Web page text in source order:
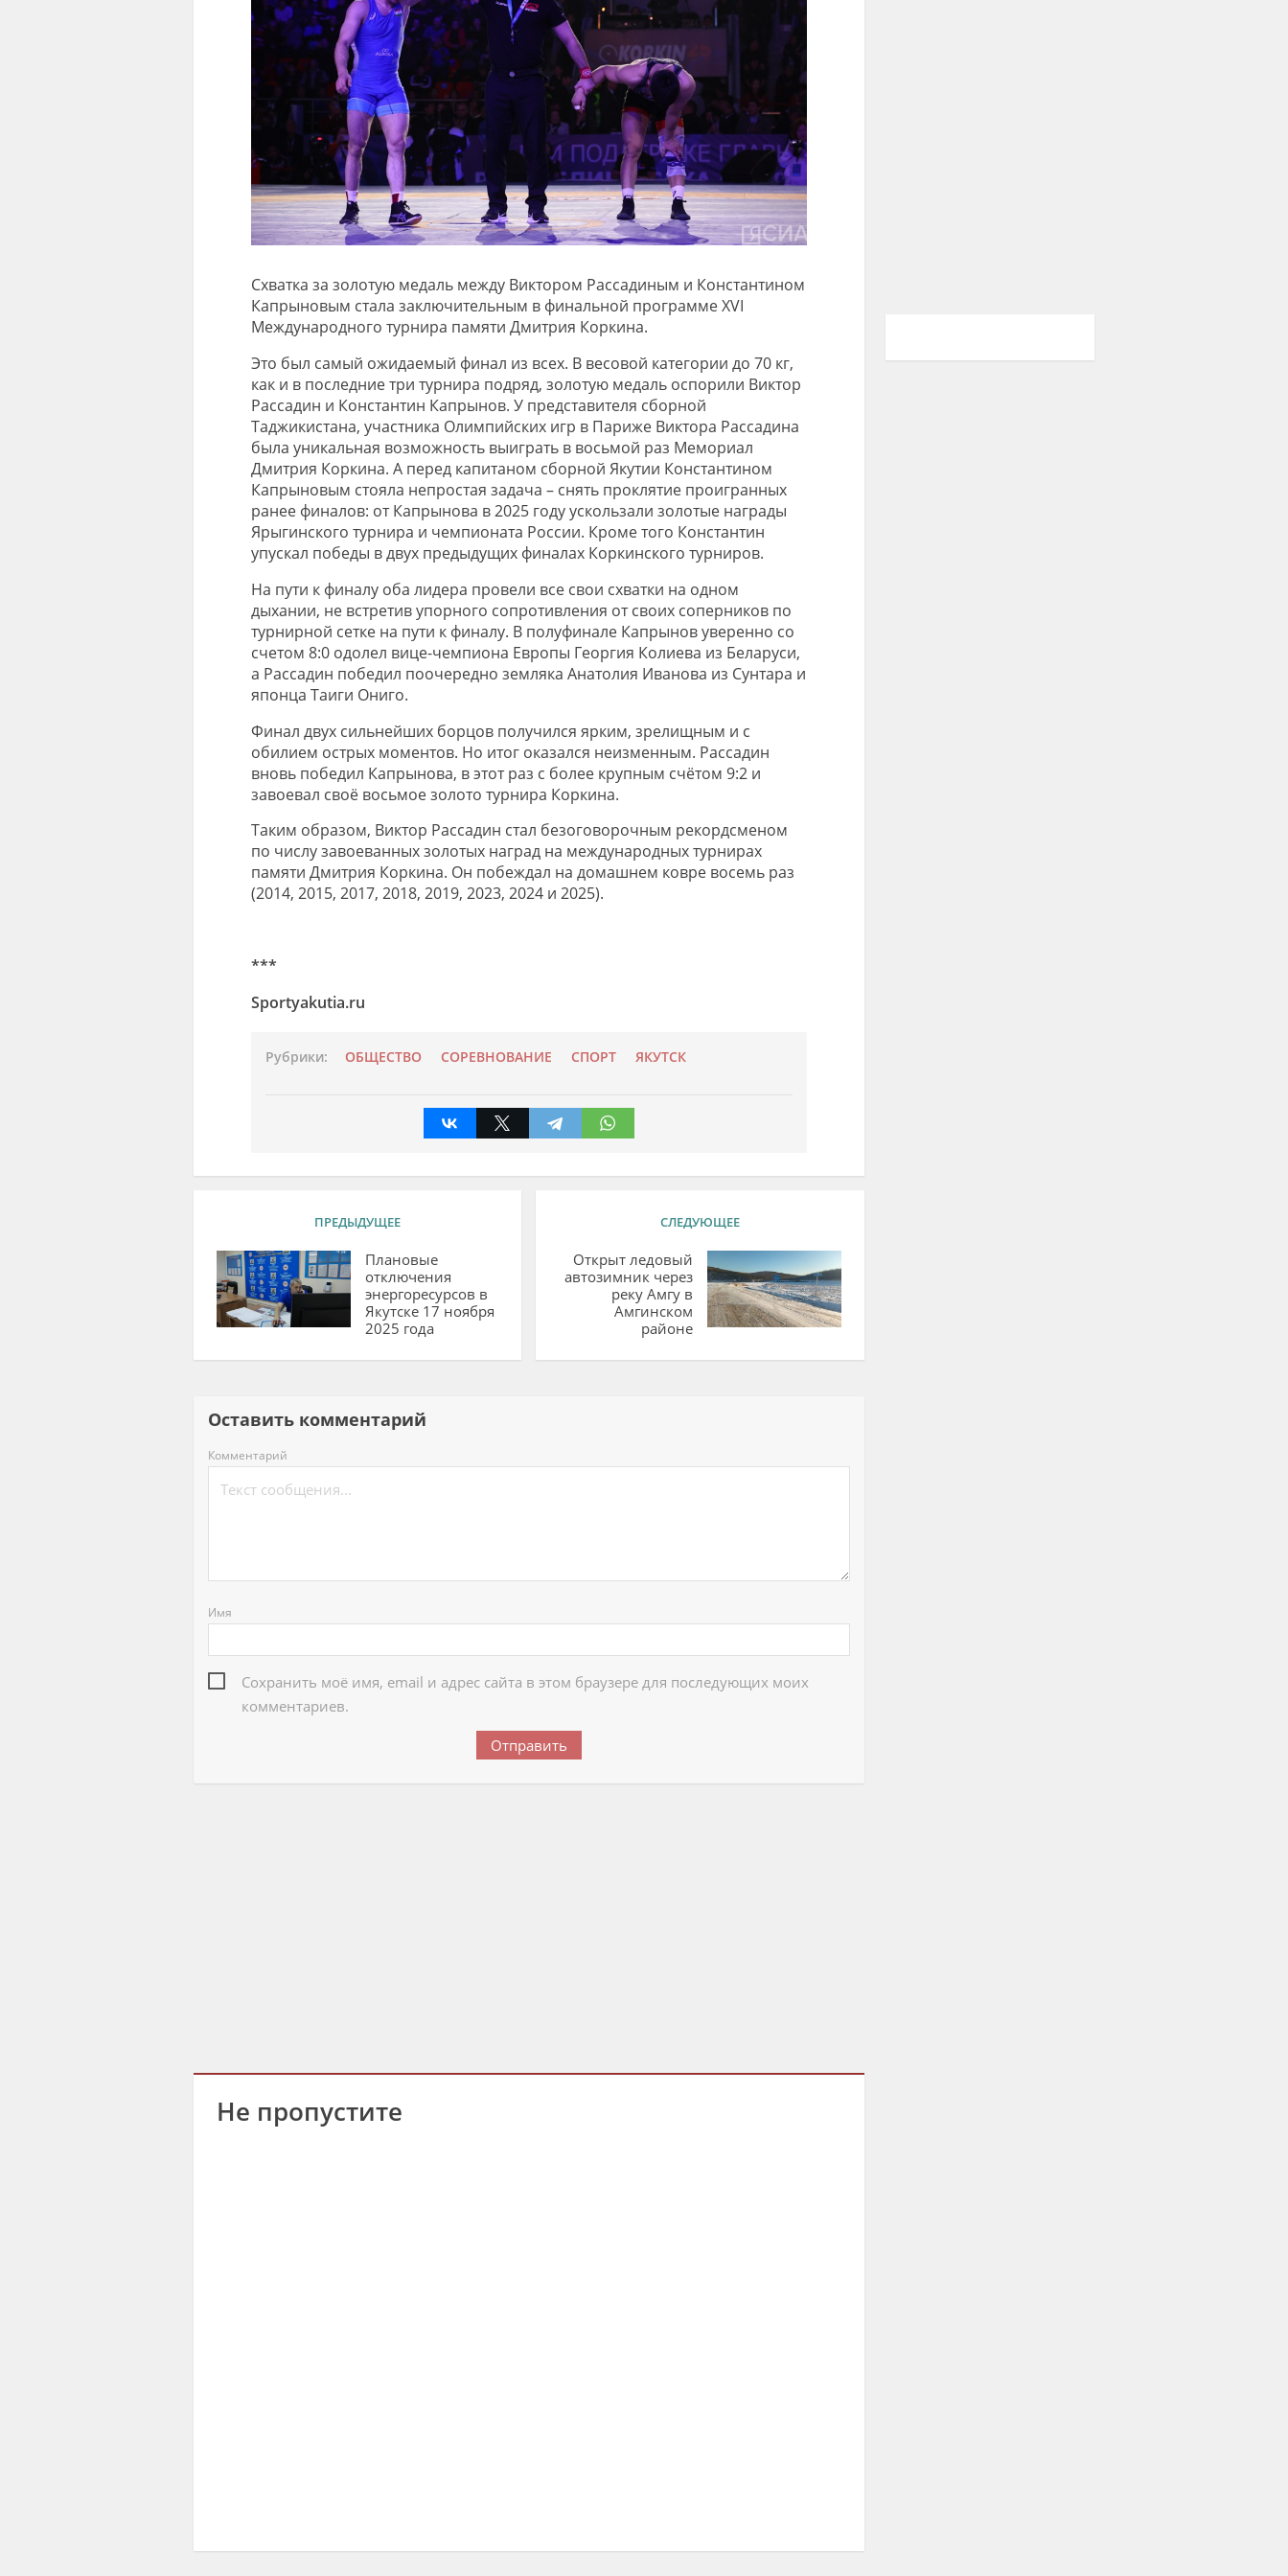
Схватка за золотую медаль между Виктором Рассадиным и Константином
Капрыновым стала заключительным в финальной программе XVI
Международного турнира памяти Дмитрия Коркина.
Это был самый ожидаемый финал из всех. В весовой категории до 70 кг,
как и в последние три турнира подряд, золотую медаль оспорили Виктор
Рассадин и Константин Капрынов. У представителя сборной
Таджикистана, участника Олимпийских игр в Париже Виктора Рассадина
была уникальная возможность выиграть в восьмой раз Мемориал
Дмитрия Коркина. А перед капитаном сборной Якутии Константином
Капрыновым стояла непростая задача – снять проклятие проигранных
ранее финалов: от Капрынова в 2025 году ускользали золотые награды
Ярыгинского турнира и чемпионата России. Кроме того Константин
упускал победы в двух предыдущих финалах Коркинского турниров.
На пути к финалу оба лидера провели все свои схватки на одном
дыхании, не встретив упорного сопротивления от своих соперников по
турнирной сетке на пути к финалу. В полуфинале Капрынов уверенно со
счетом 8:0 одолел вице-чемпиона Европы Георгия Колиева из Беларуси,
а Рассадин победил поочередно земляка Анатолия Иванова из Сунтара и
японца Таиги Ониго.
Финал двух сильнейших борцов получился ярким, зрелищным и с
обилием острых моментов. Но итог оказался неизменным. Рассадин
вновь победил Капрынова, в этот раз с более крупным счётом 9:2 и
завоевал своё восьмое золото турнира Коркина.
Таким образом, Виктор Рассадин стал безоговорочным рекордсменом
по числу завоеванных золотых наград на международных турнирах
памяти Дмитрия Коркина. Он побеждал на домашнем ковре восемь раз
(2014, 2015, 2017, 2018, 2019, 2023, 2024 и 2025).
***
Sportyakutia.ru
Рубрики: ОБЩЕСТВО СОРЕВНОВАНИЕ СПОРТ ЯКУТСК
ПРЕДЫДУЩЕЕ
Плановые
отключения
энергоресурсов в
Якутске 17 ноября
2025 года
СЛЕДУЮЩЕЕ
Открыт ледовый
автозимник через
реку Амгу в
Амгинском
районе
Оставить комментарий
Комментарий
Имя
Сохранить моё имя, email и адрес сайта в этом браузере для последующих моих
комментариев.
Не пропустите